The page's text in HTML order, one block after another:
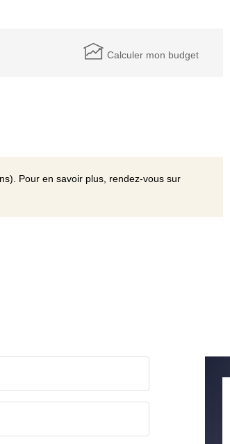
Calculer mon budget
Pour en savoir plus, rendez-vous sur